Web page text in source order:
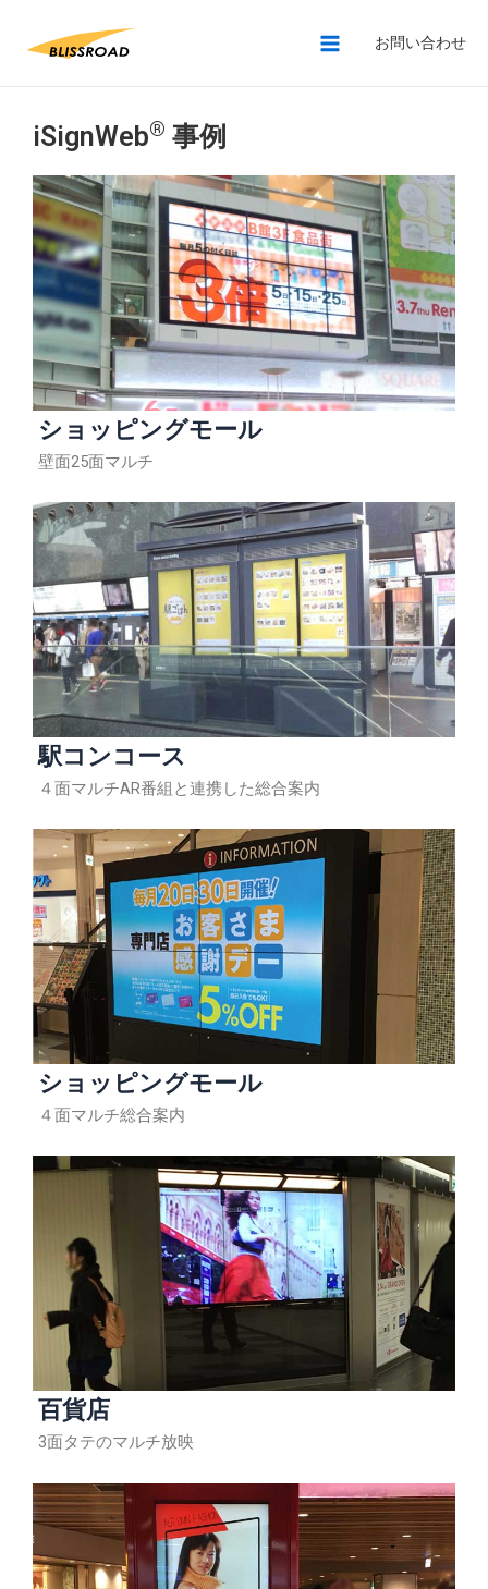
お問い合わせ
iSignWeb® 事例
ショッピングモール
壁面25面マルチ
駅コンコース
４面マルチAR番組と連携した総合案内
ショッピングモール
４面マルチ総合案内
百貨店
3面タテのマルチ放映